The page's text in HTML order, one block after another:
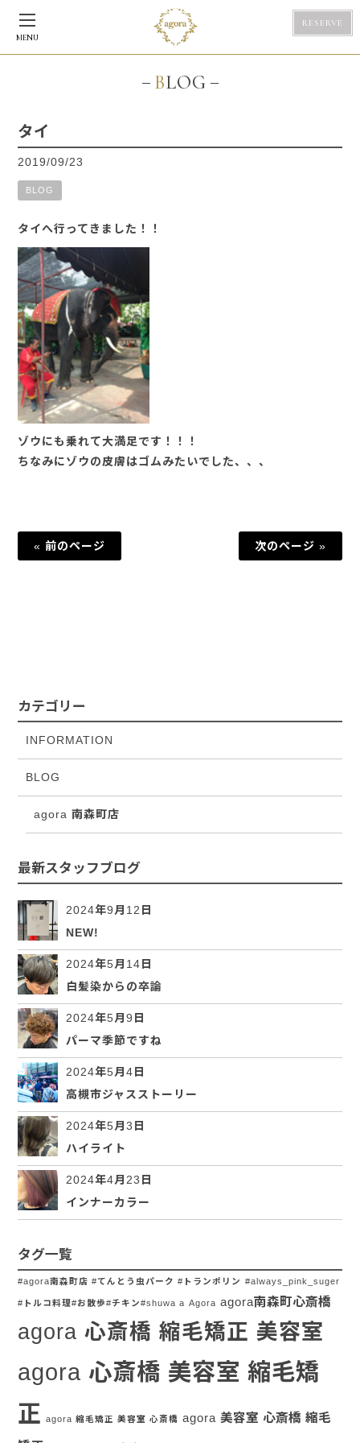
MENU
RESERVE
BLOG
タイ
2019/09/23
BLOG
タイへ行ってきました！！
ゾウにも乗れて大満足です！！！
ちなみにゾウの皮膚はゴムみたいでした、、、
« 前のページ 次のページ »
カテゴリー
INFORMATION
BLOG
agora 南森町店
最新スタッフブログ
2024年9月12日
NEW!
2024年5月14日
白髪染からの卒論
2024年5月9日
パーマ季節ですね
2024年5月4日
高槻市ジャスストーリー
2024年5月3日
ハイライト
2024年4月23日
インナーカラー
タグ一覧
#agora南森町店 #てんとう虫パーク #トランポリン #always_pink_suger
#トルコ料理#お散歩#チキン#shuwa a Agora agora南森町心斎橋
agora 心斎橋 縮毛矯正 美容室
agora 心斎橋 美容室 縮毛矯
正 agora 縮毛矯正 美容室 心斎橋 agora 美容室 心斎橋 縮毛